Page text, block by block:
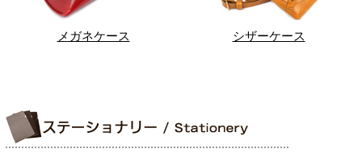
メガネケース シザーケース